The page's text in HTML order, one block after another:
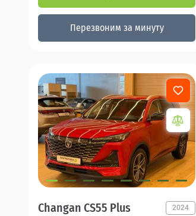
Перезвоним за минуту
Changan CS55 Plus 2024